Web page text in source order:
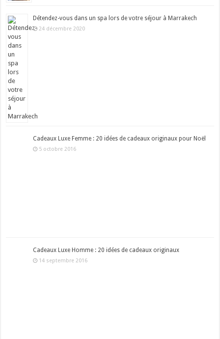
Détendez-vous dans un spa lors de votre séjour à Marrakech
24 décembre 2020
Cadeaux Luxe Femme : 20 idées de cadeaux originaux pour Noël
5 octobre 2016
Cadeaux Luxe Homme : 20 idées de cadeaux originaux
14 septembre 2016